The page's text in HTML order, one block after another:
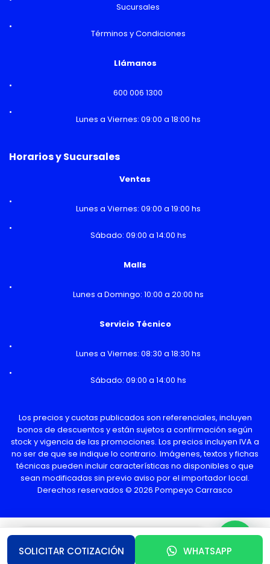
Sucursales
Términos y Condiciones
Llámanos
600 006 1300
Lunes a Viernes: 09:00 a 18:00 hs
Horarios y Sucursales
Ventas
Lunes a Viernes: 09:00 a 19:00 hs
Sábado: 09:00 a 14:00 hs
Malls
Lunes a Domingo: 10:00 a 20:00 hs
Servicio Técnico
Lunes a Viernes: 08:30 a 18:30 hs
Sábado: 09:00 a 14:00 hs
Los precios y cuotas publicados son referenciales, incluyen
bonos de descuentos y están sujetos a confirmación según
stock y vigencia de las promociones. Los precios incluyen IVA a
no ser de que se indique lo contrario. Imágenes, textos y fichas
técnicas pueden incluir características no disponibles o que
sean modificadas sin previo aviso por el importador local.
Derechos reservados © 2026 Pompeyo Carrasco
¿Necesitas Ayuda o mas información?
SOLICITAR COTIZACIÓN WHATSAPP